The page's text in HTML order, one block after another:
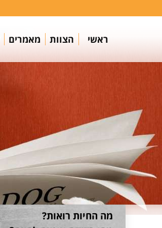
ראשי הצוות מאמרים
מה החיות רואות?